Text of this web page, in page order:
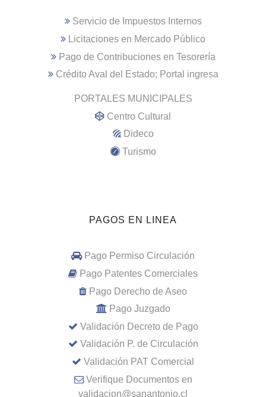
Servicio de Impuestos Internos
Licitaciones en Mercado Público
Pago de Contribuciones en Tesorería
Crédito Aval del Estado; Portal ingresa
PORTALES MUNICIPALES
Centro Cultural
Dideco
Turismo
PAGOS EN LINEA
Pago Permiso Circulación
Pago Patentes Comerciales
Pago Derecho de Aseo
Pago Juzgado
Validación Decreto de Pago
Validación P. de Circulación
Validación PAT Comercial
Verifique Documentos en
validacion@sanantonio.cl